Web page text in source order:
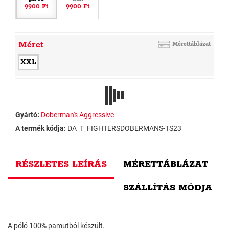
9900 Ft
9900 Ft
Méret Mérettáblázat
XXL
Gyártó: Doberman's Aggressive
A termék kódja: DA_T_FIGHTERSDOBERMANS-TS23
RÉSZLETES LEÍRÁS MÉRETTÁBLÁZAT
SZÁLLÍTÁS MÓDJA
A póló 100% pamutból készült.